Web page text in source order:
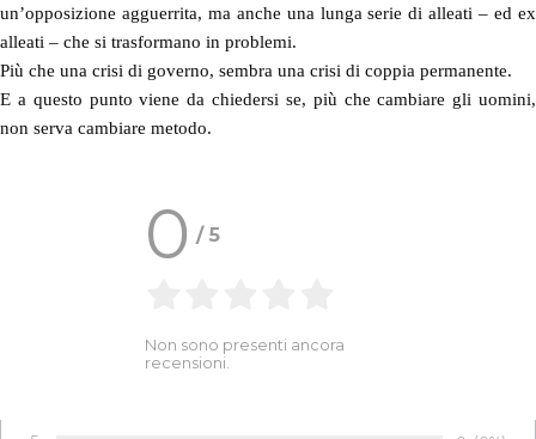
un’opposizione agguerrita, ma anche una lunga serie di alleati – ed ex
alleati – che si trasformano in problemi.
Più che una crisi di governo, sembra una crisi di coppia permanente.
E a questo punto viene da chiedersi se, più che cambiare gli uomini,
non serva cambiare metodo.
0 /5
Non sono presenti ancora
recensioni.